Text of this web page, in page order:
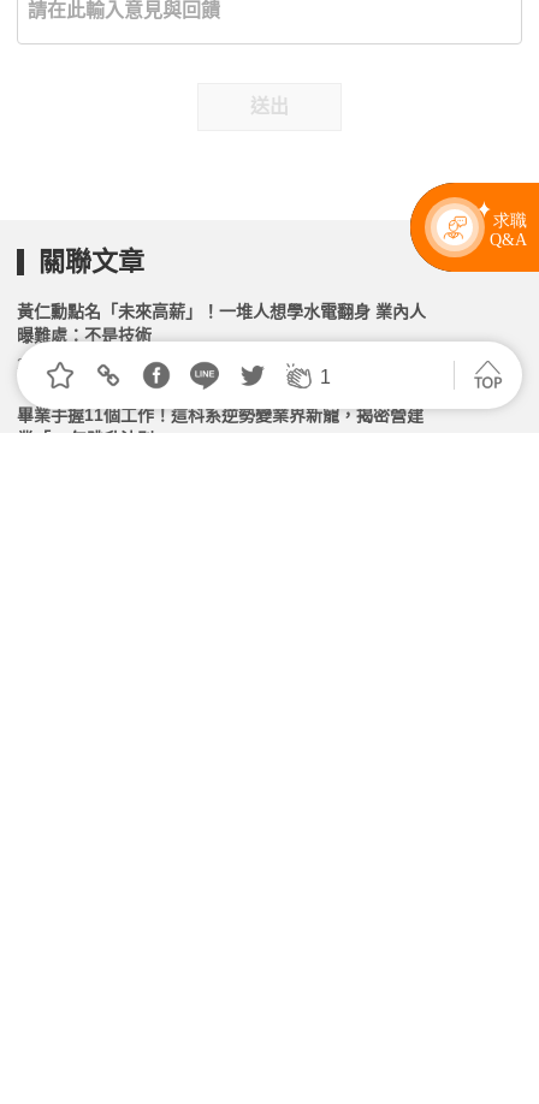
送出
1
關聯文章
黃仁勳點名「未來高薪」！一堆人想學水電翻身 業內人
曝難處：不是技術
2026.07.22 | 104小編 | 1926觀看數
畢業手握11個工作！這科系逆勢變業界新寵，揭密營建
業「10年跳升法則」